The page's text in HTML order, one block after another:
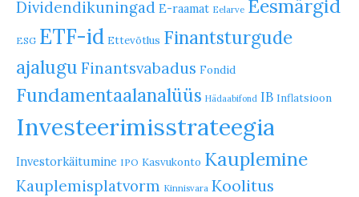
Dividendikuningad E-raamat Eelarve Eesmärgid
ESG ETF-id Ettevõtlus Finantsturgude
ajalugu Finantsvabadus Fondid
Fundamentaalanalüüs Hädaabifond IB Inflatsioon
Investeerimisstrateegia
Investorkäitumine IPO Kasvukonto Kauplemine
Kauplemisplatvorm Kinnisvara Koolitus